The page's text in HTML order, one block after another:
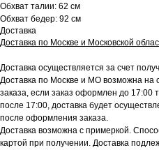
Обхват талии: 62 см
Обхват бедер: 92 см
Доставка
Доставка по Москве и Московской
Доставка осуществляется за счет
Доставка по Москве и МО возможна
заказа, если заказ оформлен до 17:00
после 17:00, доставка будет
после оформления заказа.
Доставка возможна с примеркой.
картой при получении. Доставка